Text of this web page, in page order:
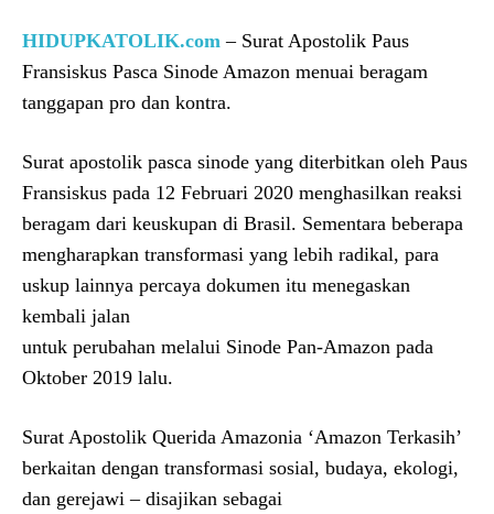
HIDUPKATOLIK.com – Surat Apostolik Paus
Fransiskus Pasca Sinode Amazon menuai beragam
tanggapan pro dan kontra.
Surat apostolik pasca sinode yang diterbitkan oleh Paus
Fransiskus pada 12 Februari 2020 menghasilkan reaksi
beragam dari keuskupan di Brasil. Sementara beberapa
mengharapkan transformasi yang lebih radikal, para
uskup lainnya percaya dokumen itu menegaskan
kembali jalan
untuk perubahan melalui Sinode Pan-Amazon pada
Oktober 2019 lalu.
Surat Apostolik Querida Amazonia ‘Amazon Terkasih’
berkaitan dengan transformasi sosial, budaya, ekologi,
dan gerejawi – disajikan sebagai